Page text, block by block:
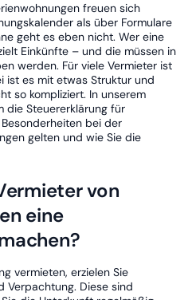
freuen sich
als über Formulare
geht es eben nicht. Wer eine
Einkünfte – und die müssen in
werden. Für viele Vermieter ist
ist es mit etwas Struktur und
so kompliziert. In unserem
die Steuererklärung für
bei der
gelten und wie Sie die
von
eine
vermieten, erzielen Sie
Verpachtung. Diese sind